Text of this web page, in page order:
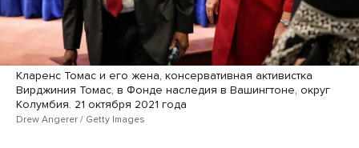
Кларенс Томас и его жена, консервативная активистка
Вирджиния Томас, в Фонде наследия в Вашингтоне, округ
Колумбия. 21 октября 2021 года
Drew Angerer / Getty Images